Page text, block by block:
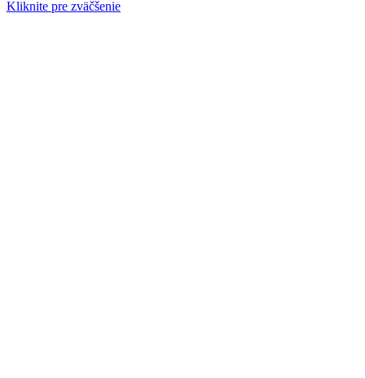
Kliknite pre zväčšenie